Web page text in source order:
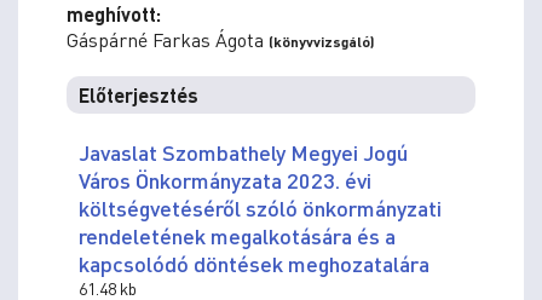
meghívott:
Gáspárné Farkas Ágota (könyvvizsgáló)
Előterjesztés
Javaslat Szombathely Megyei Jogú
Város Önkormányzata 2023. évi
költségvetéséről szóló önkormányzati
rendeletének megalkotására és a
kapcsolódó döntések meghozatalára
61.48 kb